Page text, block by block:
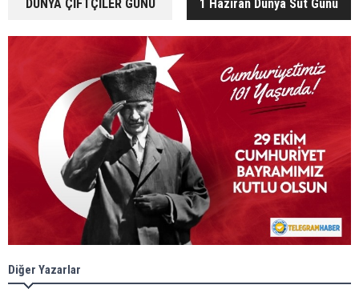
DÜNYA ÇİFTÇİLER GÜNÜ 1 Haziran Dünya Süt Günü
Diğer Yazarlar